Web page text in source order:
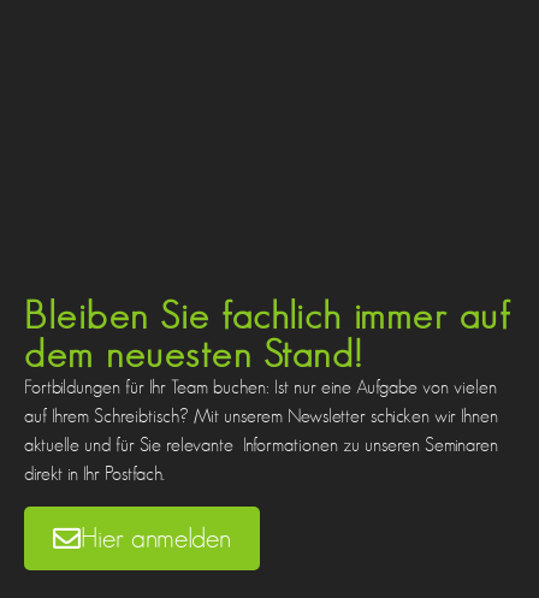
Bleiben Sie fachlich immer auf
dem neuesten Stand!
Fortbildungen für Ihr Team buchen: Ist nur eine Aufgabe von vielen
auf Ihrem Schreibtisch? Mit unserem Newsletter schicken wir Ihnen
aktuelle und für Sie relevante Informationen zu unseren Seminaren
direkt in Ihr Postfach.
Hier anmelden